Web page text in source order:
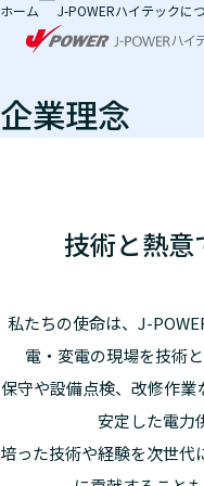
本文へ移動
ホーム J-POWERハイテックに
企業理念
技術と熱意
私たちの使命は、J-
電・変電の現場を技術
保守や設備点検、改修作業
安定した電力
培った技術や経験を次世